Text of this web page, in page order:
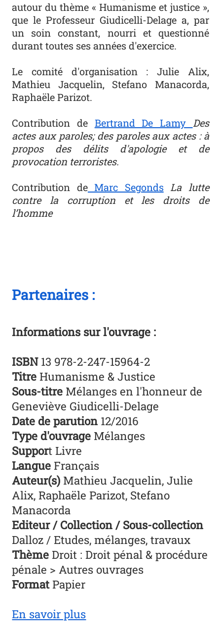
autour du thème « Humanisme et justice »,
que le Professeur Giudicelli-Delage a, par
un soin constant, nourri et questionné
durant toutes ses années d'exercice.
Le comité d'organisation : Julie Alix,
Mathieu Jacquelin, Stefano Manacorda,
Raphaële Parizot.
Contribution de Bertrand De Lamy Des
actes aux paroles; des paroles aux actes : à
propos des délits d'apologie et de
provocation terroristes.
Contribution deMarc Segonds La lutte
contre la corruption et les droits de
l’homme
Partenaires :
Informations sur l'ouvrage :
ISBN 13 978-2-247-15964-2
Titre Humanisme & Justice
Sous-titre Mélanges en l'honneur de
Geneviève Giudicelli-Delage
Date de parution 12/2016
Type d'ouvrage Mélanges
Support Livre
Langue Français
Auteur(s) Mathieu Jacquelin, Julie
Alix, Raphaële Parizot, Stefano
Manacorda
Editeur / Collection / Sous-collection
Dalloz / Etudes, mélanges, travaux
Thème Droit : Droit pénal & procédure
pénale > Autres ouvrages
FormatPapier
En savoir plus